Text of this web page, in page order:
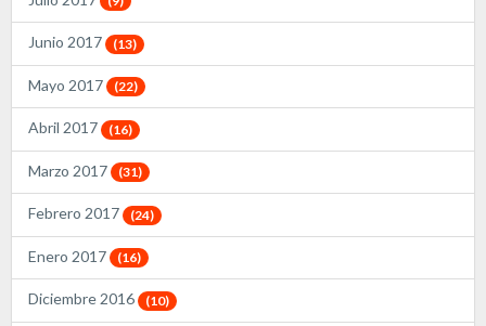
Junio 2017 (13)
Mayo 2017 (22)
Abril 2017 (16)
Marzo 2017 (31)
Febrero 2017 (24)
Enero 2017 (16)
Diciembre 2016 (10)